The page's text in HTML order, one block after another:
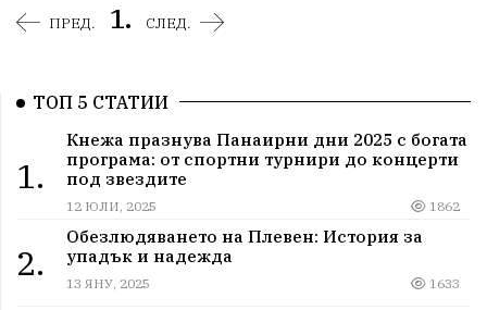
ПРЕД. 1. СЛЕД.
ТОП 5 СТАТИИ
1.
Кнежа празнува Панаирни дни 2025 с богата
програма: от спортни турнири до концерти
под звездите
12 ЮЛИ, 2025 1862
2.
Обезлюдяването на Плевен: История за
упадък и надежда
13 ЯНУ, 2025 1633